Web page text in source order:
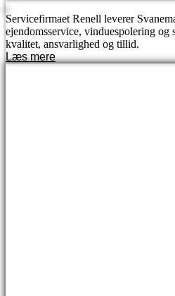
Servicefirmaet Renell leverer
ejendomsservice, vinduespolering og
kvalitet, ansvarlighed og tillid.
Læs mere